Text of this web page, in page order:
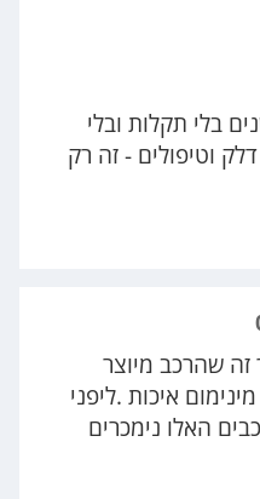
בלי תקלות ובלי
וטיפולים - זה רק
זה שהרכב מיוצר
איכות .ליפני
האלו נימכרים